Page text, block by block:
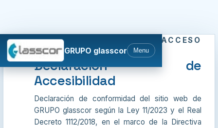
GRUPO glasscor Menu
TRANSPARENCIA Y ACCESO
UNIVERSAL
Declaración de
Accesibilidad
Declaración de conformidad del sitio web de
GRUPO glasscor según la Ley 11/2023 y el Real
Decreto 1112/2018, en el marco de la Directiva